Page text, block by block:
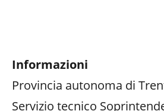
Informazioni
Provincia autonoma di
Servizio tecnico